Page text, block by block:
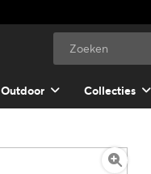
Outdoor Collecties